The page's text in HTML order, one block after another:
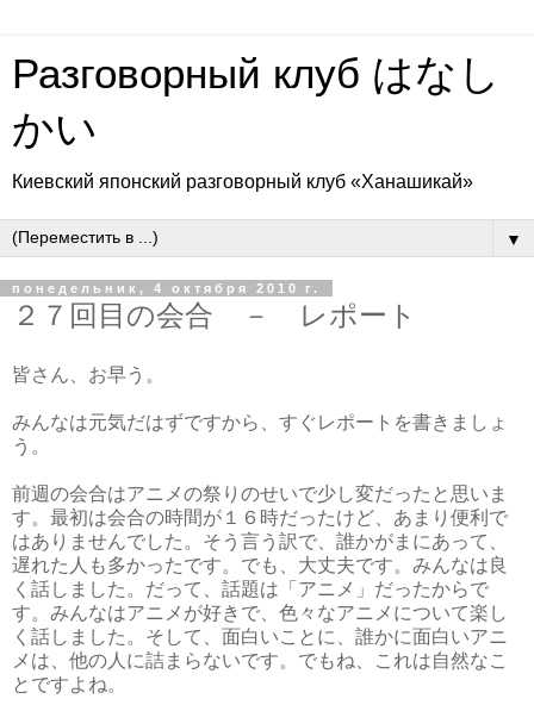
Разговорный клуб はなし
かい
Киевский японский разговорный клуб «Ханашикай»
▼
понедельник, 4 октября 2010 г.
２７回目の会合 － レポート
皆さん、お早う。
みんなは元気だはずですから、すぐレポートを書きましょ
う。
前週の会合はアニメの祭りのせいで少し変だったと思いま
す。最初は会合の時間が１６時だったけど、あまり便利で
はありませんでした。そう言う訳で、誰かがまにあって、
遅れた人も多かったです。でも、大丈夫です。みんなは良
く話しました。だって、話題は「アニメ」だったからで
す。みんなはアニメが好きで、色々なアニメについて楽し
く話しました。そして、面白いことに、誰かに面白いアニ
メは、他の人に詰まらないです。でもね、これは自然なこ
とですよね。